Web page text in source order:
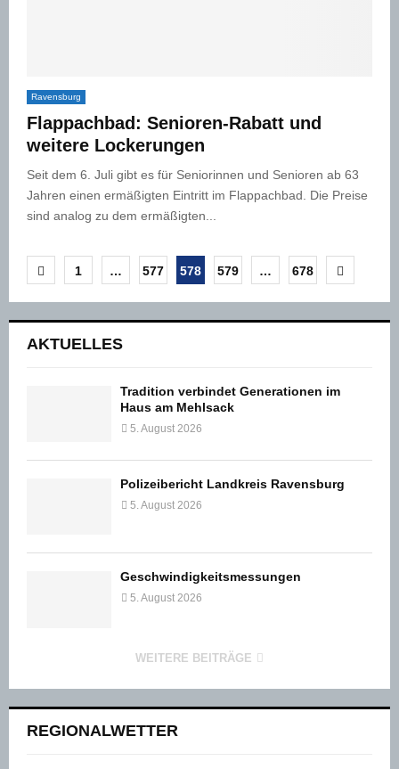
Ravensburg
Flappachbad: Senioren-Rabatt und
weitere Lockerungen
Seit dem 6. Juli gibt es für Seniorinnen und Senioren ab 63
Jahren einen ermäßigten Eintritt im Flappachbad. Die Preise
sind analog zu dem ermäßigten...
Seitennummerierung
der
Beiträge
1 … 577 578 579 … 678
AKTUELLES
Tradition verbindet Generationen im
Haus am Mehlsack
5. August 2026
Polizeibericht Landkreis Ravensburg
5. August 2026
Geschwindigkeitsmessungen
5. August 2026
WEITERE BEITRÄGE
REGIONALWETTER